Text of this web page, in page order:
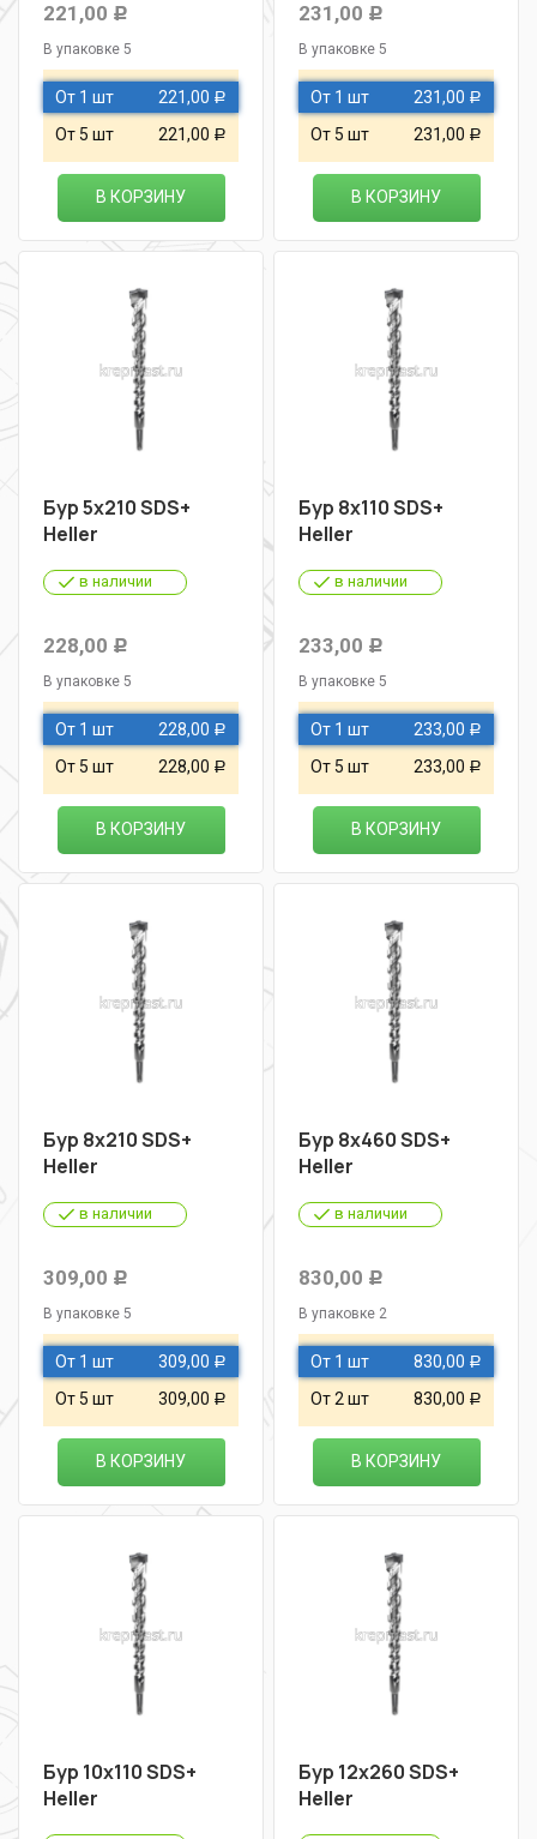
221,00 Р
В упаковке 5
От 1 шт 221,00 Р
От 5 шт 221,00 Р
В КОРЗИНУ
231,00 Р
В упаковке 5
От 1 шт 231,00 Р
От 5 шт 231,00 Р
В КОРЗИНУ
Бур 5х210 SDS+
Heller
в наличии
228,00 Р
В упаковке 5
От 1 шт 228,00 Р
От 5 шт 228,00 Р
В КОРЗИНУ
Бур 8х110 SDS+
Heller
в наличии
233,00 Р
В упаковке 5
От 1 шт 233,00 Р
От 5 шт 233,00 Р
В КОРЗИНУ
Бур 8х210 SDS+
Heller
в наличии
309,00 Р
В упаковке 5
От 1 шт 309,00 Р
От 5 шт 309,00 Р
В КОРЗИНУ
Бур 8х460 SDS+
Heller
в наличии
830,00 Р
В упаковке 2
От 1 шт 830,00 Р
От 2 шт 830,00 Р
В КОРЗИНУ
Бур 10х110 SDS+
Heller
Бур 12х260 SDS+
Heller